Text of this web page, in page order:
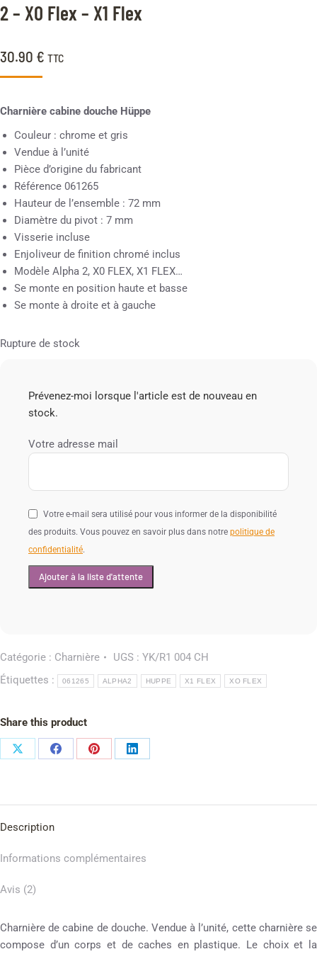
2 – XO Flex – X1 Flex
30.90 € TTC
Charnière cabine douche Hüppe
Couleur : chrome et gris
Vendue à l’unité
Pièce d’origine du fabricant
Référence 061265
Hauteur de l’ensemble : 72 mm
Diamètre du pivot : 7 mm
Visserie incluse
Enjoliveur de finition chromé inclus
Modèle Alpha 2, X0 FLEX, X1 FLEX…
Se monte en position haute et basse
Se monte à droite et à gauche
Rupture de stock
Prévenez-moi lorsque l'article est de nouveau en
stock.
Votre adresse mail
Votre e-mail sera utilisé pour vous informer de la disponibilité
des produits. Vous pouvez en savoir plus dans notre politique de
confidentialité.
Catégorie : Charnière UGS : YK/R1 004 CH
Étiquettes :
061265 ALPHA2 HUPPE X1 FLEX XO FLEX
Share this product
Description
Informations complémentaires
Avis (2)
Charnière de cabine de douche. Vendue à l’unité, cette charnière se
compose d’un corps et de caches en plastique. Le choix et la